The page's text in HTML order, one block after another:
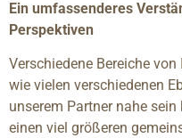
Ein umfassenderes
Perspektiven
Verschiedene Bereiche
wie vielen verschiedenen
unserem Partner nahe
einen viel größeren